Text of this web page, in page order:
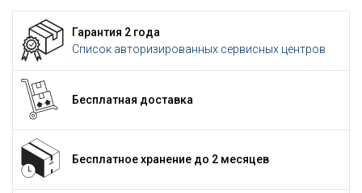
Гарантия 2 года
Список авторизированных сервисных центров
Бесплатная доставка
Бесплатное хранение до 2 месяцев